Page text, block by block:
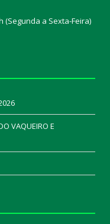
(Segunda a Sexta-Feira)
VAQUEIRO E